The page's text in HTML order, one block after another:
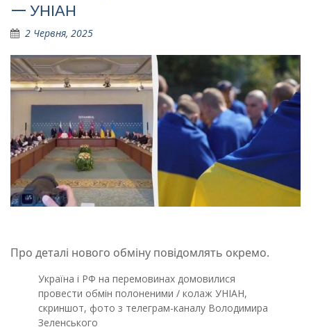
— УНІАН
2 Червня, 2025
Про деталі нового обміну повідомлять окремо.
Україна і РФ на перемовинах домовилися
провести обмін полоненими / колаж УНІАН,
скриншот, фото з телеграм-каналу Володимира
Зеленського